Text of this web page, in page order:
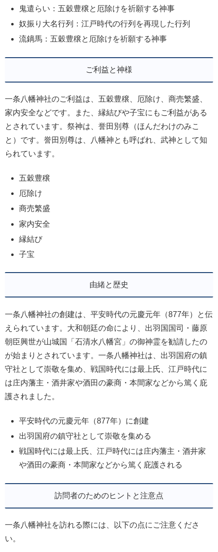
鬼遣らい：五穀豊穣と厄除けを祈願する神事
奴振り大名行列：江戸時代の行列を再現した行列
流鏑馬：五穀豊穣と厄除けを祈願する神事
ご利益と神様
一条八幡神社のご利益は、五穀豊穣、厄除け、商売繁盛、
家内安全などです。また、縁結びや子宝にもご利益がある
とされています。祭神は、誉田別尊（ほんだわけのみこ
と）です。誉田別尊は、八幡神とも呼ばれ、武神として知
られています。
五穀豊穣
厄除け
商売繁盛
家内安全
縁結び
子宝
由緒と歴史
一条八幡神社の創建は、平安時代の元慶元年（877年）と伝
えられています。大和朝廷の命により、出羽国国司・藤原
朝臣興世が山城国「石清水八幡宮」の御神霊を勧請したの
が始まりとされています。一条八幡神社は、出羽国府の鎮
守社として崇敬を集め、戦国時代には最上氏、江戸時代に
は庄内藩主・酒井家や酒田の豪商・本間家などから篤く庇
護されました。
平安時代の元慶元年（877年）に創建
出羽国府の鎮守社として崇敬を集める
戦国時代には最上氏、江戸時代には庄内藩主・酒井家
や酒田の豪商・本間家などから篤く庇護される
訪問者のためのヒントと注意点
一条八幡神社を訪れる際には、以下の点にご注意くださ
い。